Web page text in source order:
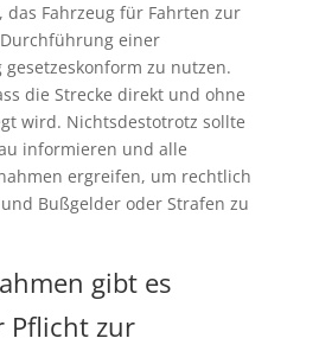
das Fahrzeug für Fahrten zur
einer
zu nutzen.
die Strecke direkt und ohne
wird. Nichtsdestotrotz sollte
informieren und alle
ergreifen, um rechtlich
Bußgelder oder Strafen zu
gibt es
Pflicht zur